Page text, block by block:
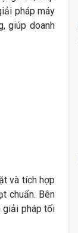
pháp máy
giúp doanh
và tích hợp
chuẩn. Bên
giải pháp tối